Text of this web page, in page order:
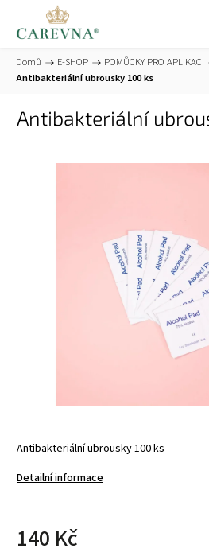
Domů / E-SHOP / POMŮCKY PRO APLIKACI /
Antibakteriální ubrousky 100 ks
Antibakteriální
Antibakteriální ubrousky 100 ks
Detailní informace
140 Kč